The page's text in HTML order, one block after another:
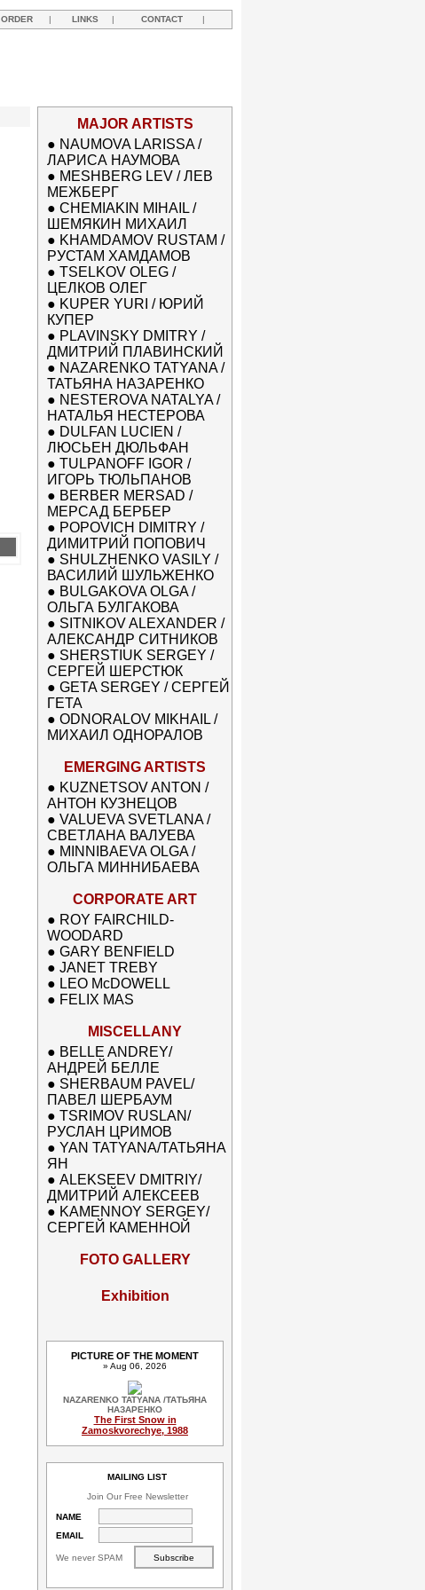
ORDER | LINKS | CONTACT |
MAJOR ARTISTS
● NAUMOVA LARISSA /
ЛАРИСА НАУМОВА
● MESHBERG LEV / ЛЕВ
МЕЖБЕРГ
● CHEMIAKIN MIHAIL /
ШЕМЯКИН МИХАИЛ
● KHAMDAMOV RUSTAM /
РУСТАМ ХАМДАМОВ
● TSELKOV OLEG /
ЦЕЛКОВ ОЛЕГ
● KUPER YURI / ЮРИЙ
КУПЕР
● PLAVINSKY DMITRY /
ДМИТРИЙ ПЛАВИНСКИЙ
● NAZARENKO TATYANA /
ТАТЬЯНА НАЗАРЕНКО
● NESTEROVA NATALYA /
НАТАЛЬЯ НЕСТЕРОВА
● DULFAN LUCIEN /
ЛЮСЬЕН ДЮЛЬФАН
● TULPANOFF IGOR /
ИГОРЬ ТЮЛЬПАНОВ
● BERBER MERSAD /
МЕРСАД БЕРБЕР
● POPOVICH DIMITRY /
ДИМИТРИЙ ПОПОВИЧ
● SHULZHENKO VASILY /
ВАСИЛИЙ ШУЛЬЖЕНКО
● BULGAKOVA OLGA /
ОЛЬГА БУЛГАКОВА
● SITNIKOV ALEXANDER /
АЛЕКСАНДР СИТНИКОВ
● SHERSTIUK SERGEY /
СЕРГЕЙ ШЕРСТЮК
● GETA SERGEY / СЕРГЕЙ
ГЕТА
● ODNORALOV MIKHAIL /
МИХАИЛ ОДНОРАЛОВ
EMERGING ARTISTS
● KUZNETSOV ANTON /
АНТОН КУЗНЕЦОВ
● VALUEVA SVETLANA /
СВЕТЛАНА ВАЛУЕВА
● MINNIBAEVA OLGA /
ОЛЬГА МИННИБАЕВА
CORPORATE ART
● ROY FAIRCHILD-
WOODARD
● GARY BENFIELD
● JANET TREBY
● LEO McDOWELL
● FELIX MAS
MISCELLANY
● BELLE ANDREY/
АНДРЕЙ БЕЛЛЕ
● SHERBAUM PAVEL/
ПАВЕЛ ШЕРБАУМ
● TSRIMOV RUSLAN/
РУСЛАН ЦРИМОВ
● YAN TATYANA/ТАТЬЯНА
ЯН
● ALEKSEEV DMITRIY/
ДМИТРИЙ АЛЕКСЕЕВ
● KAMENNOY SERGEY/
СЕРГЕЙ КАМЕННОЙ
FOTO GALLERY
Exhibition
PICTURE OF THE MOMENT
» Aug 06, 2026
NAZARENKO TATYANA /ТАТЬЯНА
НАЗАРЕНКО
The First Snow in
Zamoskvorechye, 1988
MAILING LIST
Join Our Free Newsletter
NAME
EMAIL
We never SPAM